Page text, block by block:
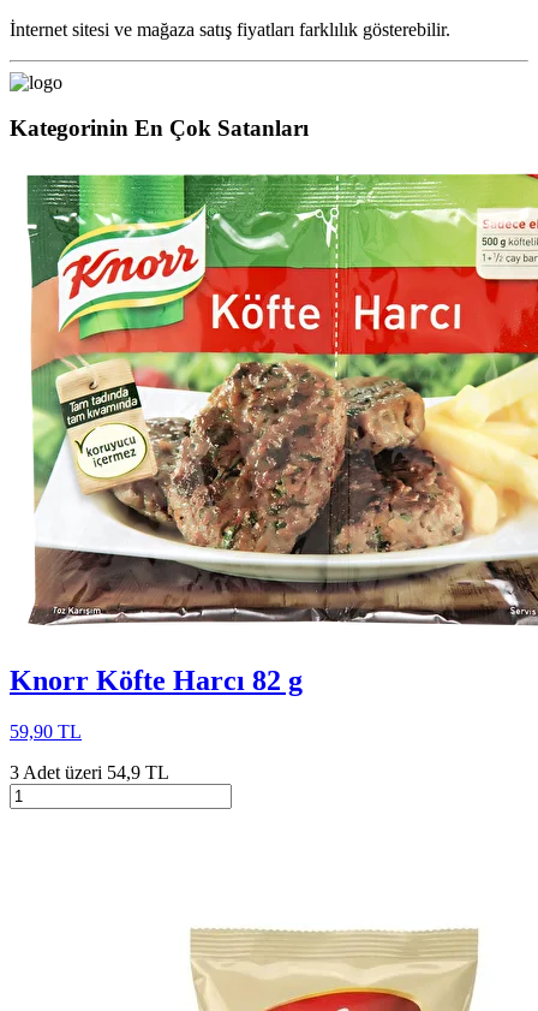
İnternet sitesi ve mağaza satış fiyatları farklılık gösterebilir.
Kategorinin En Çok Satanları
Knorr Köfte Harcı 82 g
59,90 TL
3 Adet üzeri 54,9 TL